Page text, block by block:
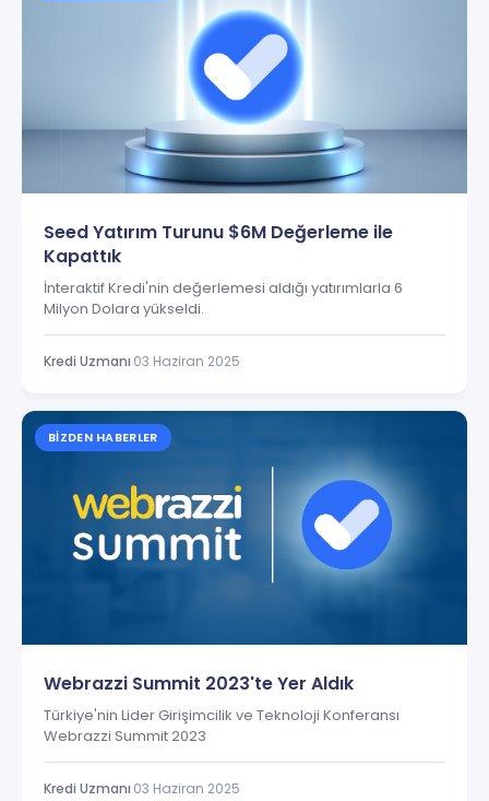
Seed Yatırım Turunu $6M Değerleme ile
Kapattık
İnteraktif Kredi'nin değerlemesi aldığı yatırımlarla 6
Milyon Dolara yükseldi.
Kredi Uzmanı·03 Haziran 2025
BIZDEN HABERLER
Webrazzi Summit 2023'te Yer Aldık
Türkiye'nin Lider Girişimcilik ve Teknoloji Konferansı
Webrazzi Summit 2023
Kredi Uzmanı·03 Haziran 2025